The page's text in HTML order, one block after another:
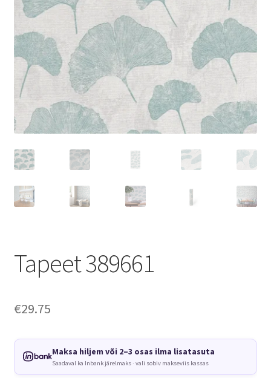
Tapeet 389661
€29.75
Maksa hiljem või 2–3 osas ilma lisatasuta
Saadaval ka Inbank järelmaks · vali sobiv makseviis kassas